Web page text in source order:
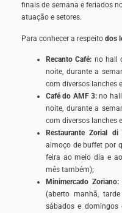
finais de semana e feriados
atuação e setores.
Para conhecer a respeito dos
Recanto Café: no hall
noite, durante a
com diversos lanches
Café do AMF 3: no
noite, durante a
com diversos lanches
Restaurante Zorial di
almoço de buffet por
feira ao meio dia e
mês também);
Minimercado Zoriano:
(aberto manhã,
sábados e domingos